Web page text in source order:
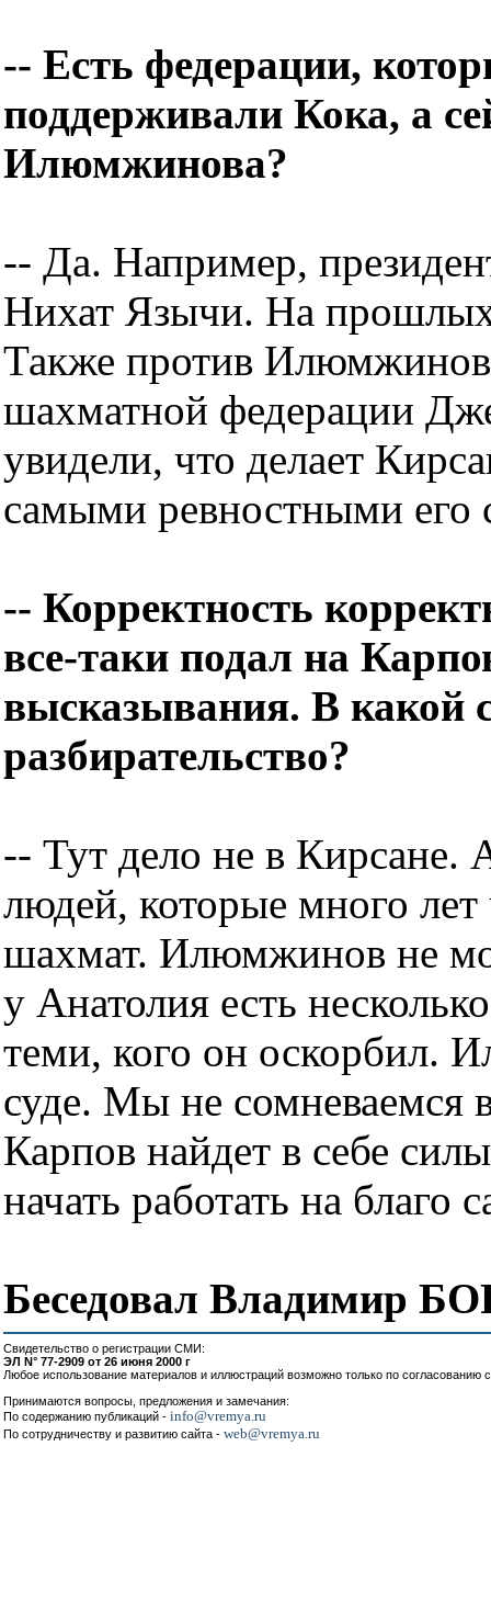
-- Есть федерации,
поддерживали Кока, а
Илюмжинова?
-- Да. Например,
Нихат Язычи. На прошлых
Также против
шахматной федерации
увидели, что делает
самыми ревностными его
-- Корректность
все-таки подал на
высказывания. В какой
разбирательство?
-- Тут дело не в Кирсане.
людей, которые много лет
шахмат. Илюмжинов не
у Анатолия есть
теми, кого он оскорбил.
суде. Мы не сомневаемся
Карпов найдет в себе
начать работать на
Беседовал Владимир
Свидетельство о регистрации СМИ:
ЭЛ N° 77-2909 от 26 июня 2000 г
Любое использование материалов и иллюстраций возможно только по согласованию
Принимаются вопросы, предложения и замечания:
По содержанию публикаций - info@vremya.ru
По сотрудничеству и развитию сайта - web@vremya.ru